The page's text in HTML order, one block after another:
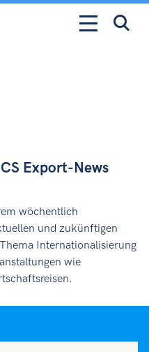
Export-News
wöchentlich
und zukünftigen
Internationalisierung
wie